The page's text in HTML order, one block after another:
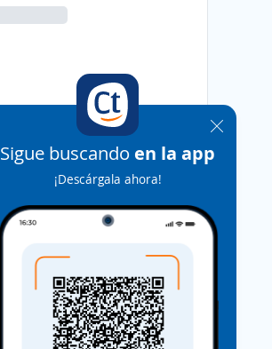
Sigue buscando en la app
¡Descárgala ahora!